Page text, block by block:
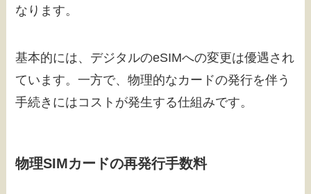
なります。
基本的には、デジタルのeSIMへの変更は優遇され
ています。一方で、物理的なカードの発行を伴う
手続きにはコストが発生する仕組みです。
物理SIMカードの再発行手数料